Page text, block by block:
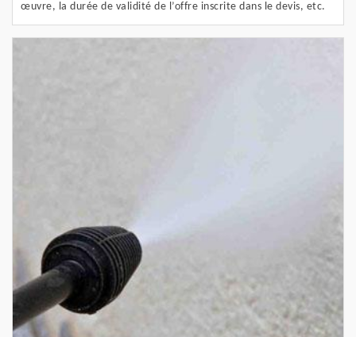
œuvre, la durée de validité de l’offre inscrite dans le devis, etc.